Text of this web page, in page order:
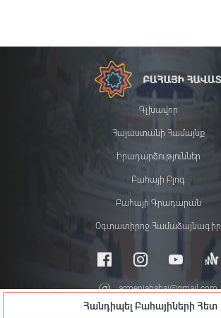
Հանդիպել Բահայիների Հետ
Գլխավոր
Հայաստանի Համայնք
Իրադարձություններ
Բահայի Բլոգ
Բահայի Գրադարան
Օգտատիրոջ Համաձայնագիր
armeniabahai@gmail.com